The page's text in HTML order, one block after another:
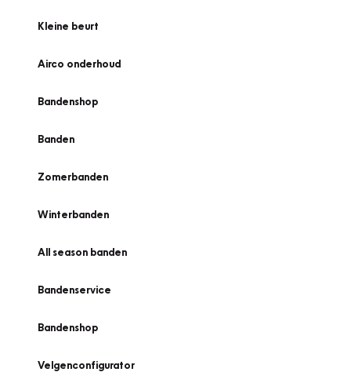
Kleine beurt
Airco onderhoud
Bandenshop
Banden
Zomerbanden
Winterbanden
All season banden
Bandenservice
Bandenshop
Velgenconfigurator